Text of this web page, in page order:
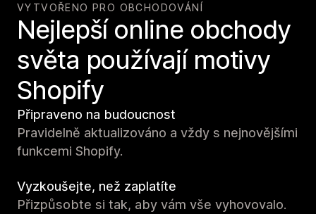
VYTVOŘENO PRO OBCHODOVÁNÍ
Nejlepší online obchody
světa používají motivy
Shopify
Připraveno na budoucnost
Pravidelně aktualizováno a vždy s nejnovějšími
funkcemi Shopify.
Vyzkoušejte, než zaplatíte
Přizpůsobte si tak, aby vám vše vyhovovalo.